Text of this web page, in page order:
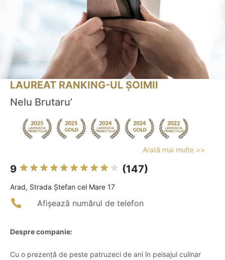
LAUREAT RANKING-UL ȘOIMII
Nelu Brutaru’
Arată mai multe >>
9 (147)
Arad, Strada Ștefan cel Mare 17
Afișează numărul de telefon
Despre companie:
Cu o prezență de peste patruzeci de ani în peisajul culinar